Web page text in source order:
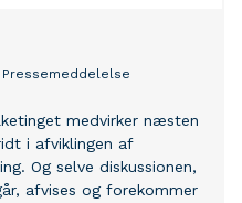
Pressemeddelelse
medvirker næsten
i afviklingen af
Og selve diskussionen,
afvises og forekommer